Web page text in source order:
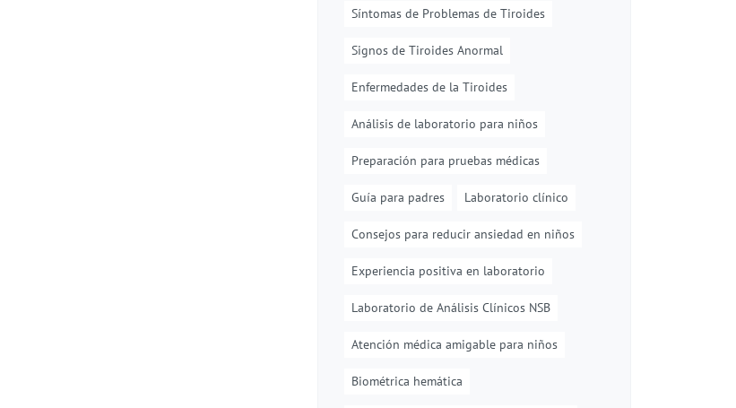
Síntomas de Problemas de Tiroides
Signos de Tiroides Anormal
Enfermedades de la Tiroides
Análisis de laboratorio para niños
Preparación para pruebas médicas
Guía para padres Laboratorio clínico
Consejos para reducir ansiedad en niños
Experiencia positiva en laboratorio
Laboratorio de Análisis Clínicos NSB
Atención médica amigable para niños
Biométrica hemática